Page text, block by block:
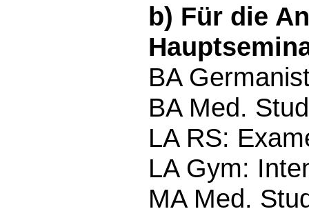
b) Für die
BA
BA Med.
LA RS:
LA Gym:
MA Med.